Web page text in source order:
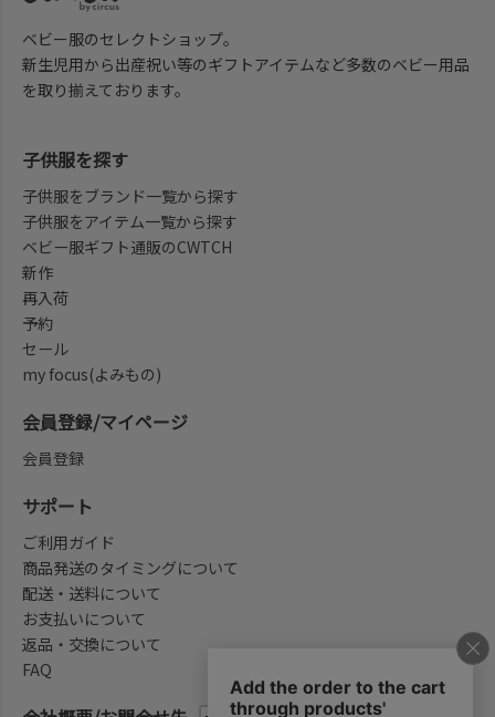
ベビー服のセレクトショップ。
新生児用から出産祝い等のギフトアイテムなど多数のベビー用品
を取り揃えております。
子供服を探す
子供服をブランド一覧から探す
子供服をアイテム一覧から探す
ベビー服ギフト通販のCWTCH
新作
再入荷
予約
セール
my focus(よみもの)
会員登録/マイページ
会員登録
サポート
ご利用ガイド
商品発送のタイミングについて
配送・送料について
お支払いについて
返品・交換について
FAQ